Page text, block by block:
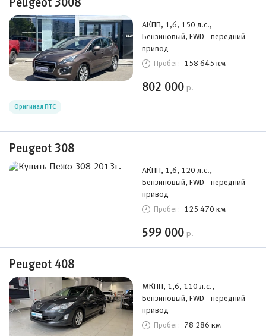
АКПП, 1,6, 150 л.с.,
Бензиновый, FWD - передний
привод
Пробег: 158 645 км
802 000 р.
Оригинал ПТС
Peugeot 308
АКПП, 1,6, 120 л.с.,
Бензиновый, FWD - передний
привод
Пробег: 125 470 км
599 000 р.
Peugeot 408
МКПП, 1,6, 110 л.с.,
Бензиновый, FWD - передний
привод
Пробег: 78 286 км